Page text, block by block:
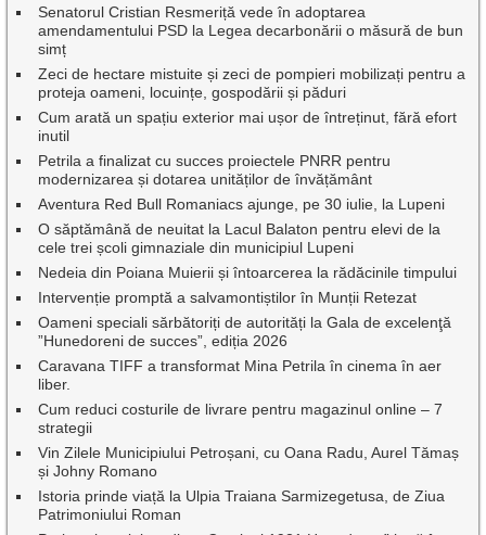
Senatorul Cristian Resmeriță vede în adoptarea
amendamentului PSD la Legea decarbonării o măsură de bun
simț
Zeci de hectare mistuite și zeci de pompieri mobilizați pentru a
proteja oameni, locuințe, gospodării și păduri
Cum arată un spațiu exterior mai ușor de întreținut, fără efort
inutil
Petrila a finalizat cu succes proiectele PNRR pentru
modernizarea și dotarea unităților de învățământ
Aventura Red Bull Romaniacs ajunge, pe 30 iulie, la Lupeni
O săptămână de neuitat la Lacul Balaton pentru elevi de la
cele trei școli gimnaziale din municipiul Lupeni
Nedeia din Poiana Muierii și întoarcerea la rădăcinile timpului
Intervenție promptă a salvamontiștilor în Munții Retezat
Oameni speciali sărbătoriți de autorități la Gala de excelenţă
”Hunedoreni de succes”, ediția 2026
Caravana TIFF a transformat Mina Petrila în cinema în aer
liber.
Cum reduci costurile de livrare pentru magazinul online – 7
strategii
Vin Zilele Municipiului Petroșani, cu Oana Radu, Aurel Tămaș
și Johny Romano
Istoria prinde viață la Ulpia Traiana Sarmizegetusa, de Ziua
Patrimoniului Roman